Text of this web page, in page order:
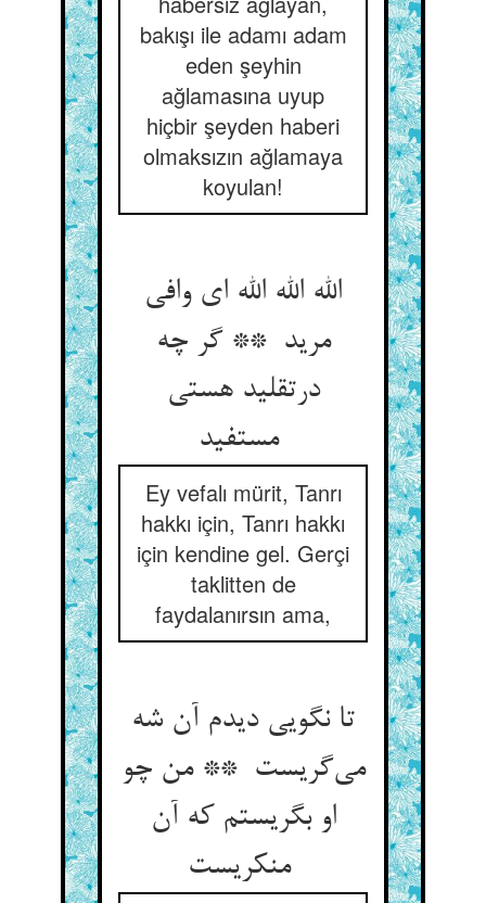
bakışı ile adamı adam
eden şeyhin
ağlamasına uyup
hiçbir şeyden haberi
olmaksızın ağlamaya
koyulan!
الله الله الله ای وافی
مرید ** گر چه
درتقلید هستی
مستفید
Ey vefalı mürit, Tanrı
hakkı için, Tanrı hakkı
için kendine gel. Gerçi
taklitten de
faydalanırsın ama,
تا نگویی دیدم آن شه
می‌گریست ** من چو
او بگریستم که آن
منکریست